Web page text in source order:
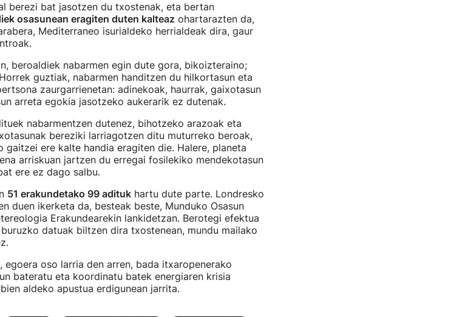
berezi bat jasotzen du txostenak, eta bertan
osasunean eragiten duten kalteazohartarazten da,
Mediterraneo isurialdeko herrialdeak dira, gaur
beroaldiek nabarmen egin dute gora, bikoizteraino;
guztiak, nabarmen handitzen du hilkortasun eta
zaurgarrienetan: adinekoak, haurrak, gaixotasun
arreta egokia jasotzeko aukerarik ez dutenak.
nabarmentzen dutenez, bihotzeko arazoak eta
bereziki larriagotzen ditu muturreko beroak,
ere kalte handia eragiten die. Halere, planeta
arriskuan jartzen du erregai fosilekiko mendekotasun
ere ez dago salbu.
51 erakundetako 99 aditukhartu dute parte. Londresko
duen ikerketa da, besteak beste, Munduko Osasun
Erakundearekin lankidetzan. Berotegi efektua
datuak biltzen dira txostenean, mundu mailako
oso larria den arren, bada itxaropenerako
bateratu eta koordinatu batek energiaren krisia
aldeko apustua erdigunean jarrita.